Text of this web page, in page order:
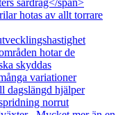
hotas av allt torrare
hotar de
skyddas
variationer
dagslängd hjälper
norrut